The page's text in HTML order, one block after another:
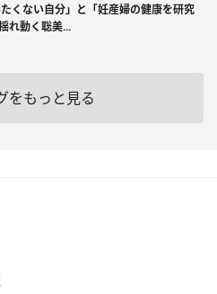
たくない自分」と「妊産婦の健康を研究
れ動く聡美...
をもっと見る